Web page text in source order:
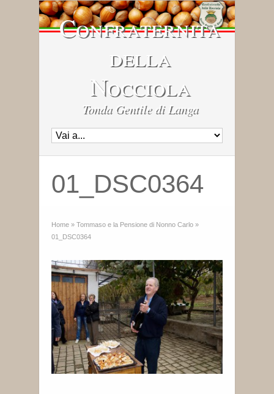
Confraternita
della
Nocciola
Tonda Gentile di Langa
01_DSC0364
Home » Tommaso e la Pensione di Nonno Carlo »
01_DSC0364